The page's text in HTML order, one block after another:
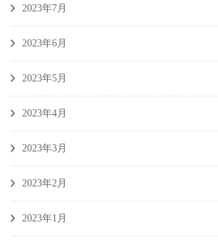
2023年7月
2023年6月
2023年5月
2023年4月
2023年3月
2023年2月
2023年1月